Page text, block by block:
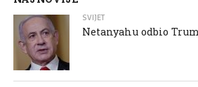
SVIJET
Netanyahu odbio